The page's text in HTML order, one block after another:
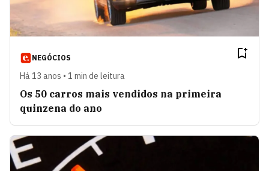
NEGÓCIOS
Há 13 anos • 1 min de leitura
Os 50 carros mais vendidos na primeira
quinzena do ano